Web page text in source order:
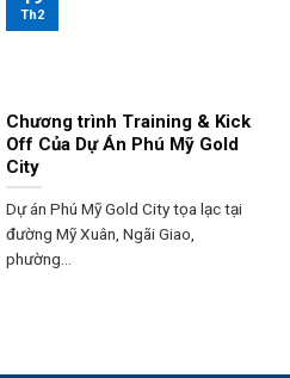
Chương trình Training & Kick
Off Của Dự Án Phú Mỹ Gold
City
Dự án Phú Mỹ Gold City tọa lạc tại
đường Mỹ Xuân, Ngãi Giao,
phường...
Th2